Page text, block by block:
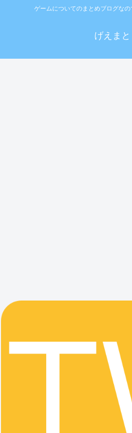
ゲームについてのまとめブログなの
げえまと